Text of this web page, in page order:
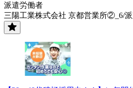
派遣労働者
三陽工業株式会社 京都営業所②_6/